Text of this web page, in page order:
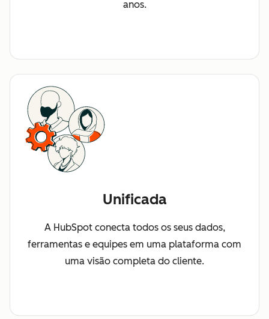
anos.
Unificada
A HubSpot conecta todos os seus dados,
ferramentas e equipes em uma plataforma com
uma visão completa do cliente.